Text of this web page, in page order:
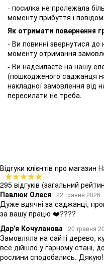
- посилка не пролежала
моменту прибуття і
Як отримати повернення
- Ви повинні звернутися до
моменту отримання
- Ви надсилаєте на нашу
(пошкодженого саджанця
накладної замовлення від
пересилати не треба.
Відгуки клієнтів про магазин
295 відгуків (загальний
Павлюк Олеся
22 травня 2026
Дуже вдячні за саджанці,
за вашу працю ❤️????
Дар'я Кочуланова
20 травня
Замовляла на сайті дерево,
все дійшло у гарному стані,
рослини сподобались. Дякую!